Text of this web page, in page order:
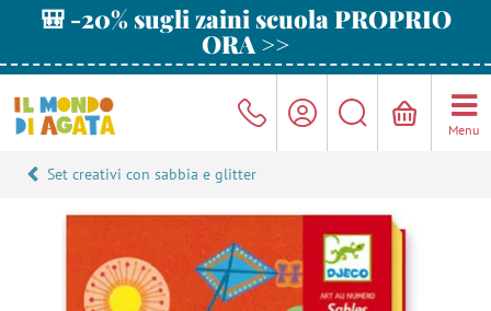
🎒 -20% sugli zaini scuola PROPRIO
ORA >>
Menu
Set creativi con sabbia e glitter